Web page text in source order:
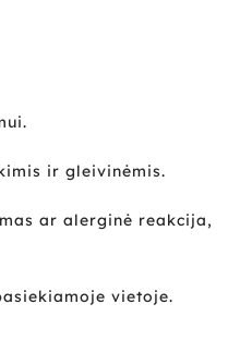
ir gleivinėmis.
ar alerginė reakcija,
vietoje.